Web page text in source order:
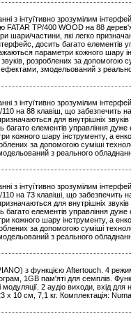
з інтуїтивно зрозумілим
TP/400 WOOD на 88
шари/частини, які легко
досить багато елементів
параметри кожного шару
розроблених за допомогою
змодельований з
з інтуїтивно зрозумілим
на 88 клавіш, що забезпечить
для внутрішніх звуків
елементів управління
кожного шару інструменту, а
за допомогою суміші
з реального
з інтуїтивно зрозумілим
на 73 клавіші, що забезпечить
для внутрішніх звуків
елементів управління
кожного шару інструменту, а
за допомогою суміші
з реального
з функцією Aftertouch. 4
1GB пам'яті для семплів.
2 аудіо виходи, вхід для
х 10 см, 7,1 кг. Комплектація: